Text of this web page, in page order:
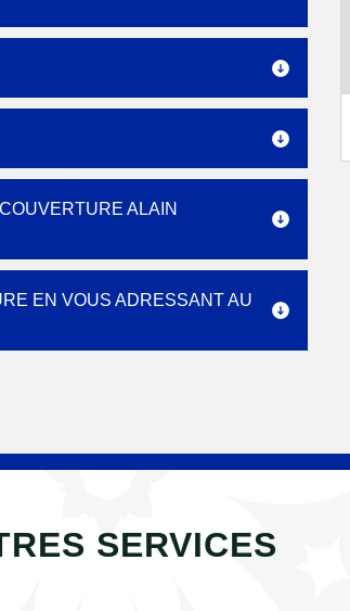
ALAIN
EN VOUS ADRESSANT AU
SERVICES